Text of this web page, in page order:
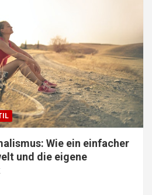
Wie ein einfacher
und die eigene